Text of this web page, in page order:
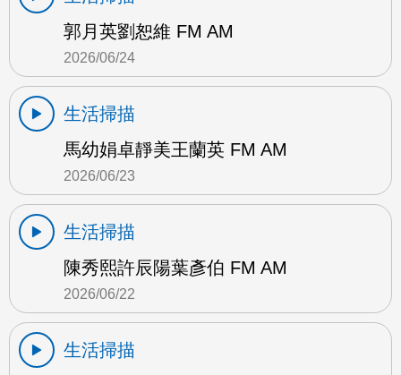
郭月英劉恕維 FM AM
2026/06/24
生活掃描
馬幼娟卓靜美王蘭英 FM AM
2026/06/23
生活掃描
陳秀熙許辰陽葉彥伯 FM AM
2026/06/22
生活掃描